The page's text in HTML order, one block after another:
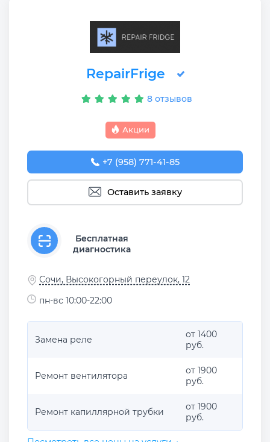
RepairFrige
8 отзывов
Акции
+7 (958) 771-41-85
Оставить заявку
Бесплатная
диагностика
Сочи, Высокогорный переулок, 12
пн-вс 10:00-22:00
Замена реле
от 1400
руб.
Ремонт вентилятора
от 1900
руб.
Ремонт капиллярной трубки
от 1900
руб.